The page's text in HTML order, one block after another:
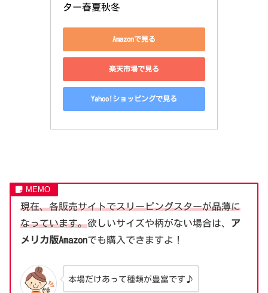
ター春夏秋冬
Amazonで見る
楽天市場で見る
Yahoo!ショッピングで見る
現在、各販売サイトでスリーピングスターが品薄に
なっています。欲しいサイズや柄がない場合は、 ア
メリカ版Amazonでも購入できますよ！
本場だけあって種類が豊富です♪